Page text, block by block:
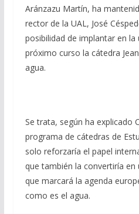
Aránzazu Martín, ha
rector de la UAL, José
posibilidad de implantar en la
próximo curso la cátedra
agua.
Se trata, según ha explicado
programa de cátedras de
solo reforzaría el papel
que también la convertiría
que marcará la agenda
como es el agua.